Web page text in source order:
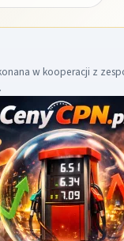
w kooperacji z